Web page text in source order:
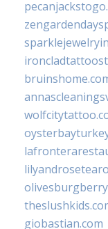
giobastian.com